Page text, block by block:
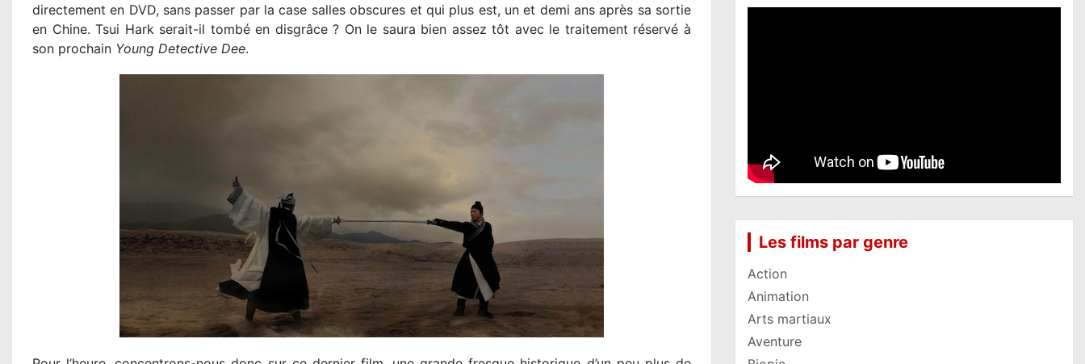
directement en DVD, sans passer par la case salles obscures et qui plus est, un et demi ans après sa sortie
en Chine. Tsui Hark serait-il tombé en disgrâce ? On le saura bien assez tôt avec le traitement réservé à
son prochain Young Detective Dee.
Les films par genre
Action
Animation
Arts martiaux
Aventure